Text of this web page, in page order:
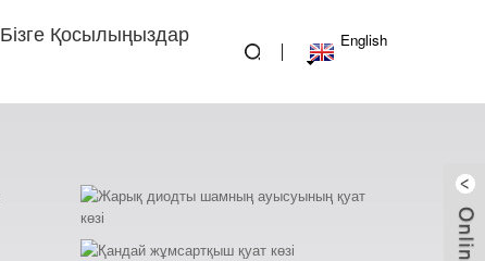
Бізге Қосылыңыздар
English